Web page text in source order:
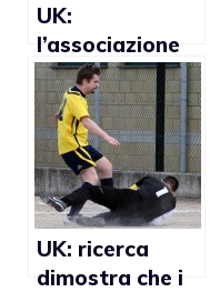
UK:
l’associazione
calciatori firma
uno statuto sui
diritti gay
UK: ricerca
dimostra che i